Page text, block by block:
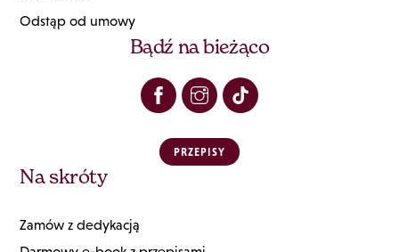
Odstąp od umowy
Bądź na bieżąco
PRZEPISY
Na skróty
Zamów z dedykacją